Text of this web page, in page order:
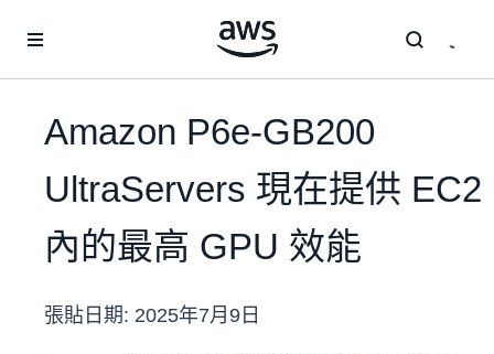
Amazon P6e-GB200
UltraServers 現在提供 EC2
內的最高 GPU 效能
張貼日期: 2025年7月9日